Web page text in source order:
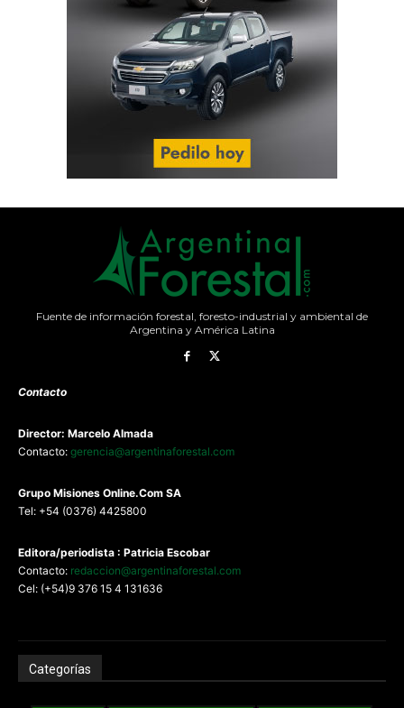
Fuente de información forestal, foresto-industrial y ambiental de
Argentina y América Latina
Contacto
Director: Marcelo Almada
Contacto: gerencia@argentinaforestal.com
Grupo Misiones Online.Com SA
Tel: +54 (0376) 4425800
Editora/periodista : Patricia Escobar
Contacto: redaccion@argentinaforestal.com
Cel: (+54)9 376 15 4 131636
Categorías